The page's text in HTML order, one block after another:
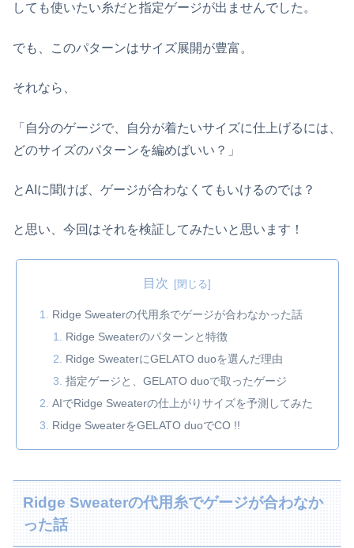
しても使いたい糸だと指定ゲージが出ませんでした。
でも、このパターンはサイズ展開が豊富。
それなら、
「自分のゲージで、自分が着たいサイズに仕上げるには、
どのサイズのパターンを編めばいい？」
とAIに聞けば、ゲージが合わなくてもいけるのでは？
と思い、今回はそれを検証してみたいと思います！
目次
Ridge Sweaterの代用糸でゲージが合わなかった話
Ridge Sweaterのパターンと特徴
Ridge SweaterにGELATO duoを選んだ理由
指定ゲージと、GELATO duoで取ったゲージ
AIでRidge Sweaterの仕上がりサイズを予測してみた
Ridge SweaterをGELATO duoでCO !!
Ridge Sweaterの代用糸でゲージが合わなか
った話